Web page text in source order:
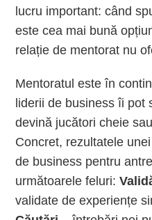
lucru important: când
este cea mai bună
relație de mentorat nu
Mentoratul este în
liderii de business îi pot
devină jucători cheie
Concret, rezultatele
de business pentru
următoarele feluri:
validate de experiențe